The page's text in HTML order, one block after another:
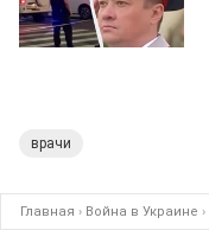
врачи
Главная › Война в Украине ›